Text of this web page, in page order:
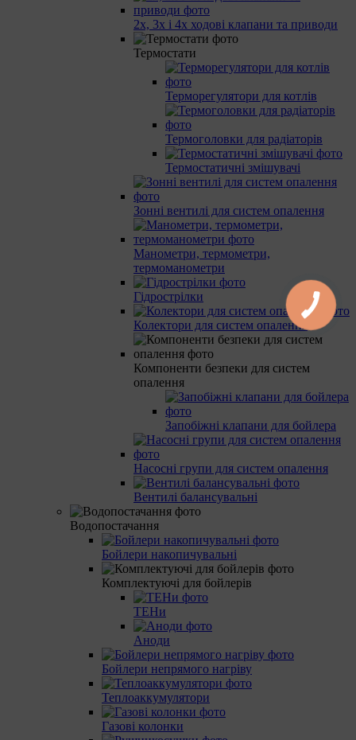
2х, 3х і 4х ходові клапани та приводи
Термостати
Терморегулятори для котлів
Термоголовки для радіаторів
Термостатичні змішувачі
Зонні вентилі для систем опалення
Манометри, термометри,
термоманометри
Гідрострілки
Колектори для систем опалення
Компоненти безпеки для систем
опалення
Запобіжні клапани для бойлера
Насосні групи для систем опалення
Вентилі балансувальні
Водопостачання
Бойлери накопичувальні
Комплектуючі для бойлерів
ТЕНи
Аноди
Бойлери непрямого нагріву
Теплоаккумулятори
Газові колонки